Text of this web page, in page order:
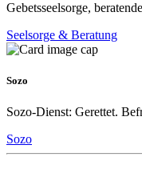
Gebetsseelsorge,
Seelsorge & Beratung
Sozo
Sozo-Dienst: Gerettet.
Sozo